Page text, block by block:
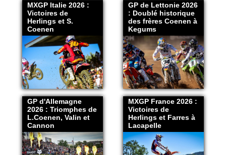
MXGP Italie 2026 :
Victoires de
Herlings et S.
Coenen
GP de Lettonie 2026
: Doublé historique
des frères Coenen à
Kegums
GP d'Allemagne
2026 : Triomphes de
L.Coenen, Valin et
Cannon
MXGP France 2026 :
Victoires de
Herlings et Farres à
Lacapelle